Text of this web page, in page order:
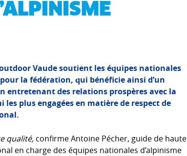
Vaude soutient les équipes nationales
la fédération, qui bénéficie ainsi d’un
entretenant des relations prospères avec la
plus engagées en matière de respect de
qualité, confirme Antoine Pécher, guide de haute
en charge des équipes nationales d’alpinisme